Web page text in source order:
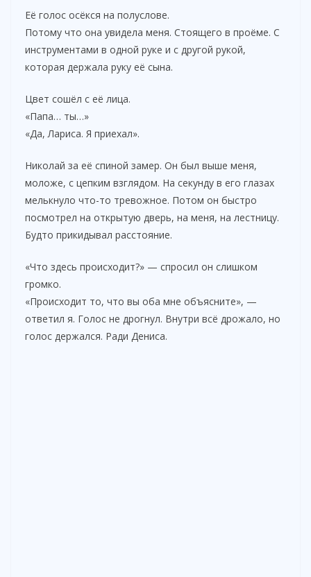
Её голос осёкся на полуслове.
Потому что она увидела меня. Стоящего в проёме. С
инструментами в одной руке и с другой рукой,
которая держала руку её сына.
Цвет сошёл с её лица.
«Папа… ты…»
«Да, Лариса. Я приехал».
Николай за её спиной замер. Он был выше меня,
моложе, с цепким взглядом. На секунду в его глазах
мелькнуло что-то тревожное. Потом он быстро
посмотрел на открытую дверь, на меня, на лестницу.
Будто прикидывал расстояние.
«Что здесь происходит?» — спросил он слишком
громко.
«Происходит то, что вы оба мне объясните», —
ответил я. Голос не дрогнул. Внутри всё дрожало, но
голос держался. Ради Дениса.